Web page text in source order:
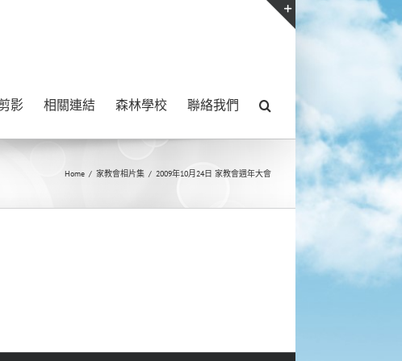
影 相關連結 森林學校 聯絡我們
Home / 家教會相片集 / 2009年10月24日 家教會週年大會
Toggle
Area